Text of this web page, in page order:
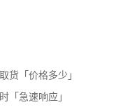
货「价格多少」
「急速响应」